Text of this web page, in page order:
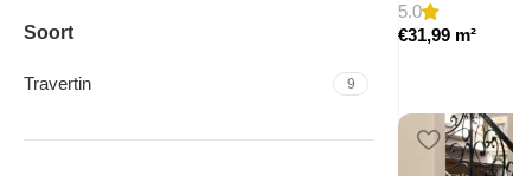
Soort
Travertin 9
5.0
€31,99 m²